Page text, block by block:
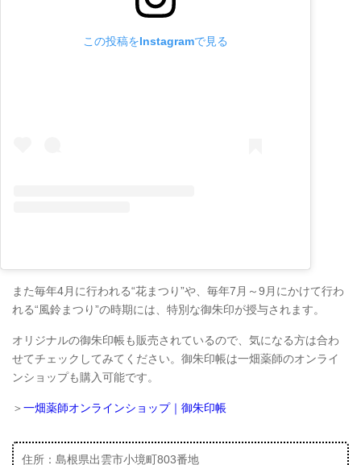
この投稿をInstagramで見る
また毎年4月に行われる“花まつり”や、毎年7月～9月にかけて行わ
れる“風鈴まつり”の時期には、特別な御朱印が授与されます。
オリジナルの御朱印帳も販売されているので、気になる方は合わ
せてチェックしてみてください。御朱印帳は一畑薬師のオンライ
ンショップも購入可能です。
＞ 一畑薬師オンラインショップ｜御朱印帳
住所：島根県出雲市小境町803番地